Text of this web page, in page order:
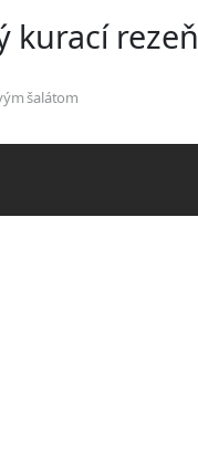
kurací rezeň
šalátom